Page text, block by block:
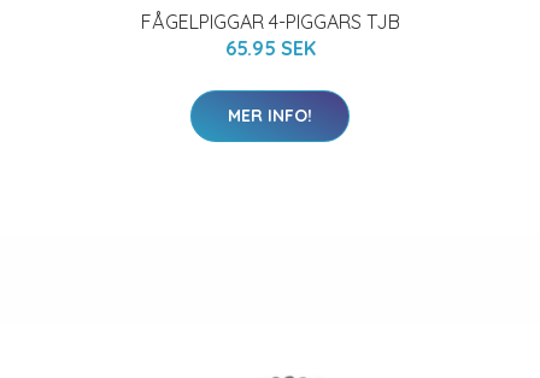
FÅGELPIGGAR 4-PIGGARS TJB
65.95 SEK
MER INFO!